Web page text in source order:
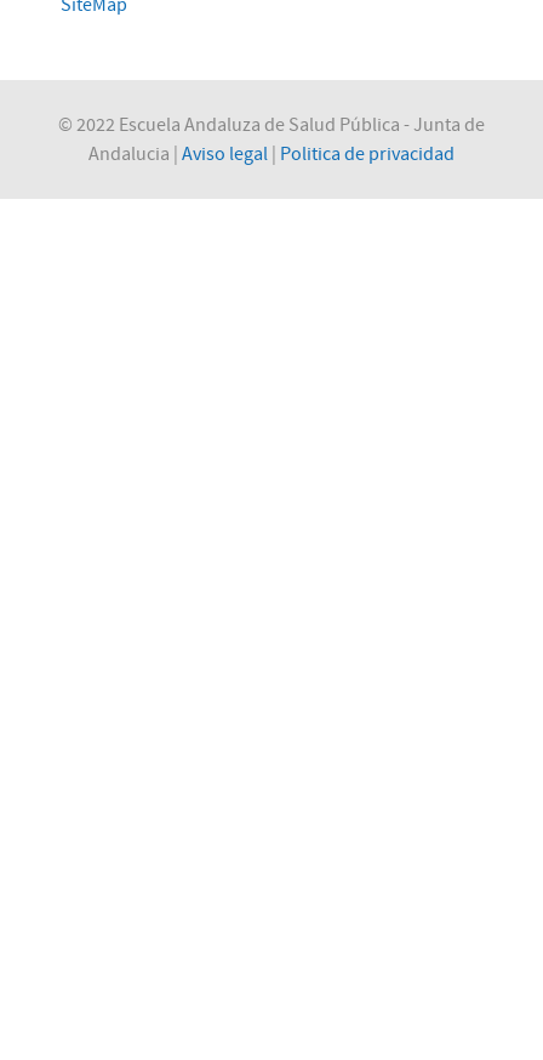
© 2022 Escuela Andaluza de Salud Pública - Junta de
Andalucia | Aviso legal | Politica de privacidad